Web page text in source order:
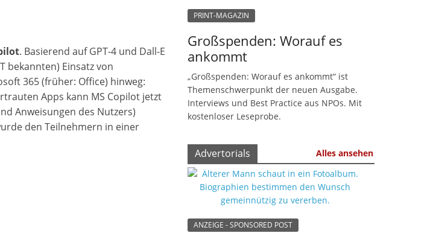
. Basierend auf GPT-4 und Dall-E
bekannten) Einsatz von
365 (früher: Office) hinweg:
Apps kann MS Copilot jetzt
Anweisungen des Nutzers)
den Teilnehmern in einer
PRINT-MAGAZIN
Großspenden: Worauf es
ankommt
„Großspenden: Worauf es ankommt“ ist
Themenschwerpunkt der neuen Ausgabe.
Interviews und Best Practice aus NPOs. Mit
kostenloser Leseprobe.
Advertorials Alles ansehen
ANZEIGE - SPONSORED POST